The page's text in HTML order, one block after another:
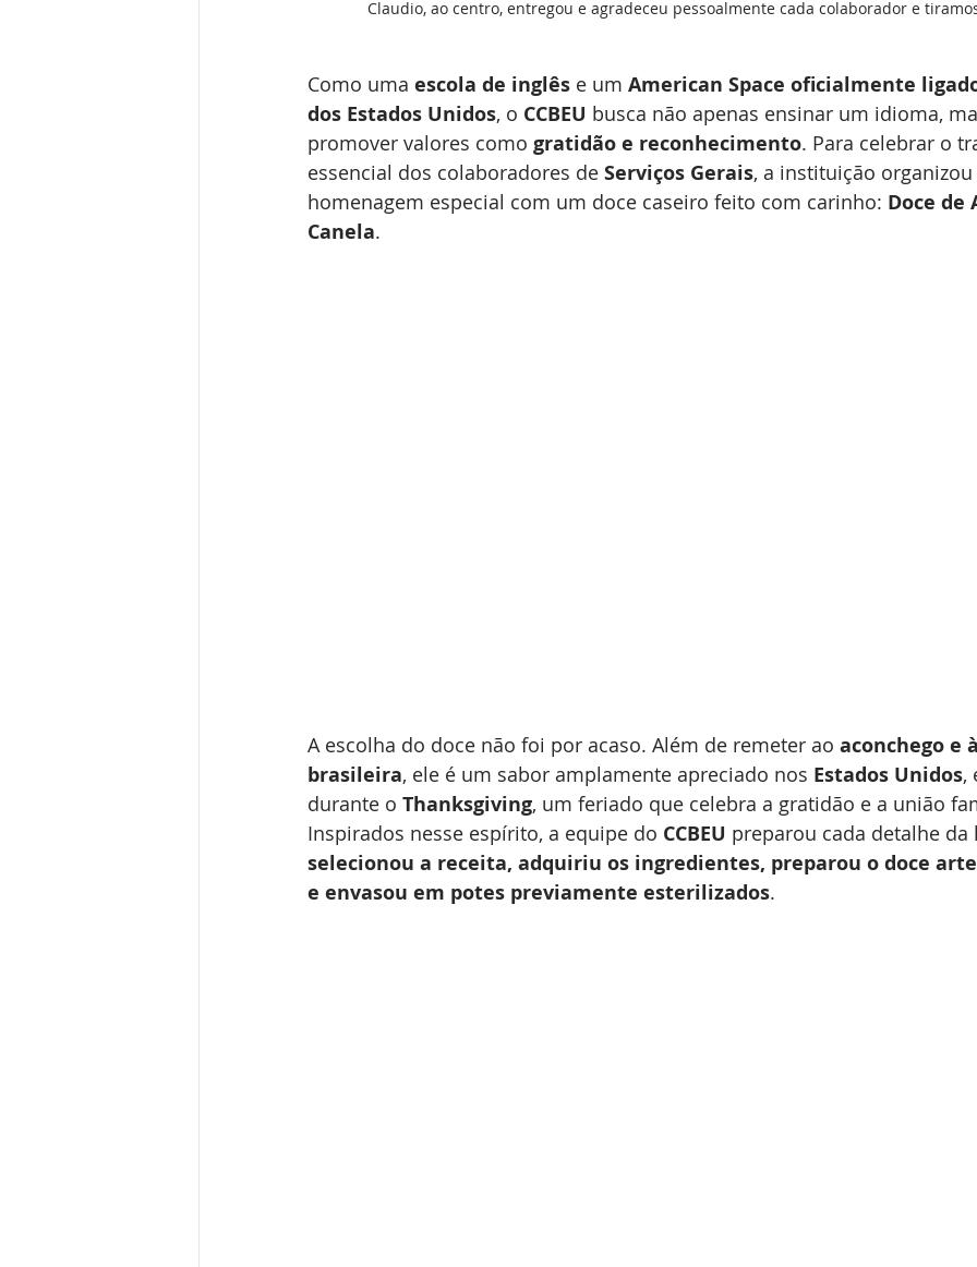
Claudio, ao centro, entregou e agradeceu pessoalmente cada colaborador e
Como uma escola de inglês e um American Space oficialmente
dos Estados Unidos, o CCBEU busca não apenas ensinar um idioma,
promover valores como gratidão e reconhecimento. Para celebrar o
essencial dos colaboradores de Serviços Gerais, a instituição
homenagem especial com um doce caseiro feito com carinho: Doce de
Canela.
A escolha do doce não foi por acaso. Além de remeter ao aconchego e
brasileira, ele é um sabor amplamente apreciado nos Estados Unidos,
durante o Thanksgiving, um feriado que celebra a gratidão e a união
Inspirados nesse espírito, a equipe do CCBEU preparou cada detalhe da
selecionou a receita, adquiriu os ingredientes, preparou o doce
e envasou em potes previamente esterilizados.